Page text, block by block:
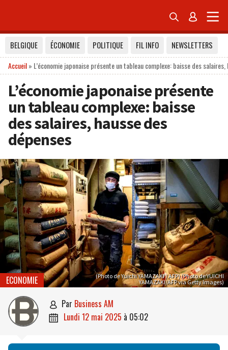
 
BELGIQUE ÉCONOMIE POLITIQUE FIL INFO
NEWSLETTERS
Accueil» L’économie japonaise présente un tableau complexe: baisse des
L’économie japonaise présente
un tableau complexe: baisse
des salaires, hausse des
dépenses
(Photo de Yuichi YAMAZAKI / AFP) (Photo de YUICHI
YAMAZAKI/AFP via Getty Images)
ECONOMIE
 par Business AM
 lundi 12 mai 2025 à 05:02